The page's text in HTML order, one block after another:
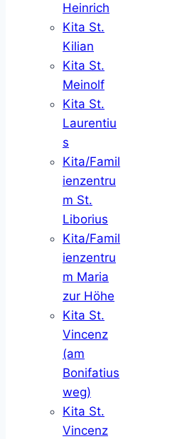
Heinrich
Kita St.
Kilian
Kita St.
Meinolf
Kita St.
Laurentiu
s
Kita/Famil
ienzentru
m St.
Liborius
Kita/Famil
ienzentru
m Maria
zur Höhe
Kita St.
Vincenz
(am
Bonifatius
weg)
Kita St.
Vincenz